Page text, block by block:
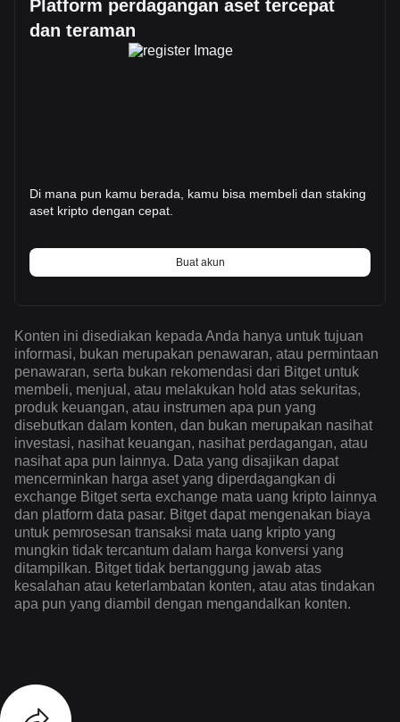
Platform perdagangan aset tercepat
dan teraman
Di mana pun kamu berada, kamu bisa membeli dan staking
aset kripto dengan cepat.
Buat akun
Konten ini disediakan kepada Anda hanya untuk tujuan
informasi, bukan merupakan penawaran, atau permintaan
penawaran, serta bukan rekomendasi dari Bitget untuk
membeli, menjual, atau melakukan hold atas sekuritas,
produk keuangan, atau instrumen apa pun yang
disebutkan dalam konten, dan bukan merupakan nasihat
investasi, nasihat keuangan, nasihat perdagangan, atau
nasihat apa pun lainnya. Data yang disajikan dapat
mencerminkan harga aset yang diperdagangkan di
exchange Bitget serta exchange mata uang kripto lainnya
dan platform data pasar. Bitget dapat mengenakan biaya
untuk pemrosesan transaksi mata uang kripto yang
mungkin tidak tercantum dalam harga konversi yang
ditampilkan. Bitget tidak bertanggung jawab atas
kesalahan atau keterlambatan konten, atau atas tindakan
apa pun yang diambil dengan mengandalkan konten.